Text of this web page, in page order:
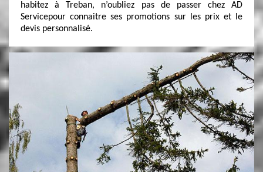
habitez à Treban, n’oubliez pas de passer chez AD
Servicepour connaitre ses promotions sur les prix et le
devis personnalisé.